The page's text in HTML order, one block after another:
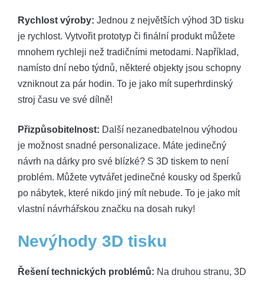
Rychlost výroby: Jednou z největších výhod 3D tisku
je rychlost. Vytvořit prototyp či finální produkt můžete
mnohem rychleji než tradičními metodami. Například,
namísto dní nebo týdnů, některé objekty jsou schopny
vzniknout za pár hodin. To je jako mít superhrdinský
stroj času ve své dílně!
Přizpůsobitelnost: Další nezanedbatelnou výhodou
je možnost snadné personalizace. Máte jedinečný
návrh na dárky pro své blízké? S 3D tiskem to není
problém. Můžete vytvářet jedinečné kousky od šperků
po nábytek, které nikdo jiný mít nebude. To je jako mít
vlastní návrhářskou značku na dosah ruky!
Nevýhody 3D tisku
Řešení technických problémů: Na druhou stranu, 3D